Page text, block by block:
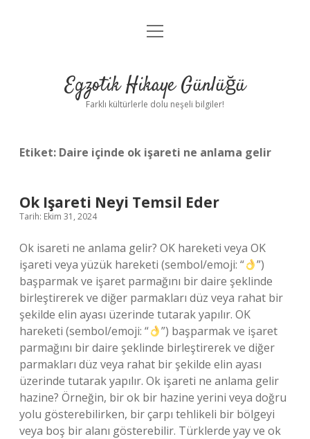
Anasayfa
Yasal Uyarı
menüyü
Egzotik Hikaye Günlüğü
Farklı kültürlerle dolu neşeli bilgiler!
Etiket: Daire içinde ok işareti ne anlama gelir
Ok Işareti Neyi Temsil Eder
Tarih: Ekim 31, 2024
Ok isareti ne anlama gelir? OK hareketi veya OK
işareti veya yüzük hareketi (sembol/emoji: “
”)
başparmak ve işaret parmağını bir daire şeklinde
birleştirerek ve diğer parmakları düz veya rahat bir
şekilde elin ayası üzerinde tutarak yapılır. OK
hareketi (sembol/emoji: “
”) başparmak ve işaret
parmağını bir daire şeklinde birleştirerek ve diğer
parmakları düz veya rahat bir şekilde elin ayası
üzerinde tutarak yapılır. Ok işareti ne anlama gelir
hazine? Örneğin, bir ok bir hazine yerini veya doğru
yolu gösterebilirken, bir çarpı tehlikeli bir bölgeyi
veya boş bir alanı gösterebilir. Türklerde yay ve ok